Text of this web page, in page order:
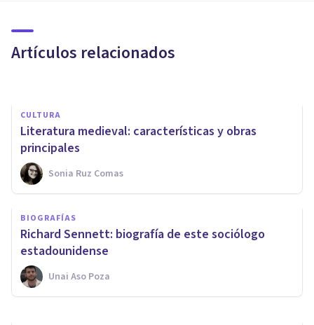
Artículos relacionados
aprender idiomas
CULTURA
Literatura medieval: características y obras
principales
Sonia Ruz Comas
BIOGRAFÍAS
Richard Sennett: biografía de este sociólogo
estadounidense
Unai Aso Poza
Las 15 mejores obras de la
literatura castellana
Sonia Ruz Comas